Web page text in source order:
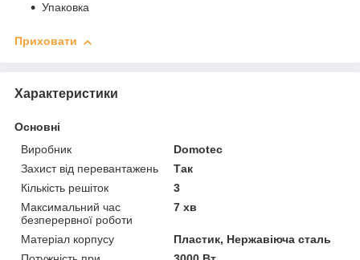
Упаковка
Приховати
Характеристики
Основні
Виробник
Domotec
Захист від перевантажень
Так
Кількість решіток
3
Максимальний час
безперервної роботи
7 хв
Матеріал корпусу
Пластик, Нержавіюча сталь